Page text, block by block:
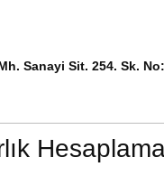
Sanayi Sit. 254. Sk.